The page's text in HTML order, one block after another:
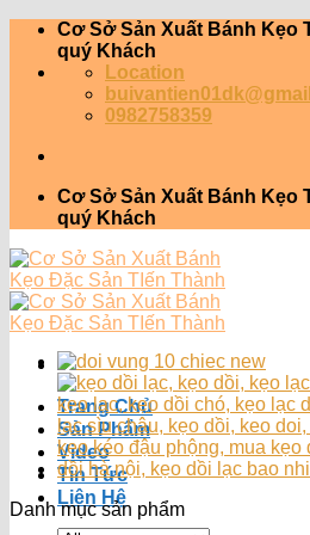
Skip
content
Cơ Sở Sản Xuất Bánh Kẹo
quý Khách
Location
0982758359
Cơ Sở Sản Xuất Bánh Kẹo
quý Khách
Trang Chủ
Sản Phẩm
Video
Tin Tức
Liên Hệ
Danh mục sản phẩm